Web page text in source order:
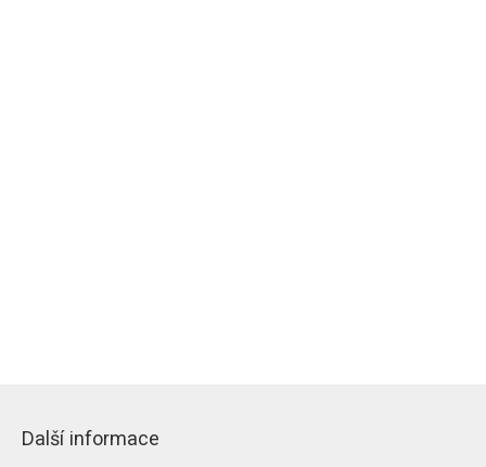
Další informace